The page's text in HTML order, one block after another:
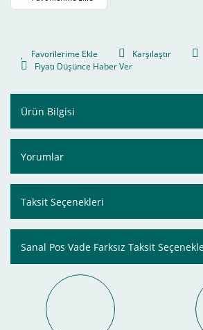
Karşılaştır
Fiyatı Düşünce Haber Ver
Ürün Bilgisi
Yorumlar
Taksit Seçenekleri
Sanal Pos Vade Farksız Taksit